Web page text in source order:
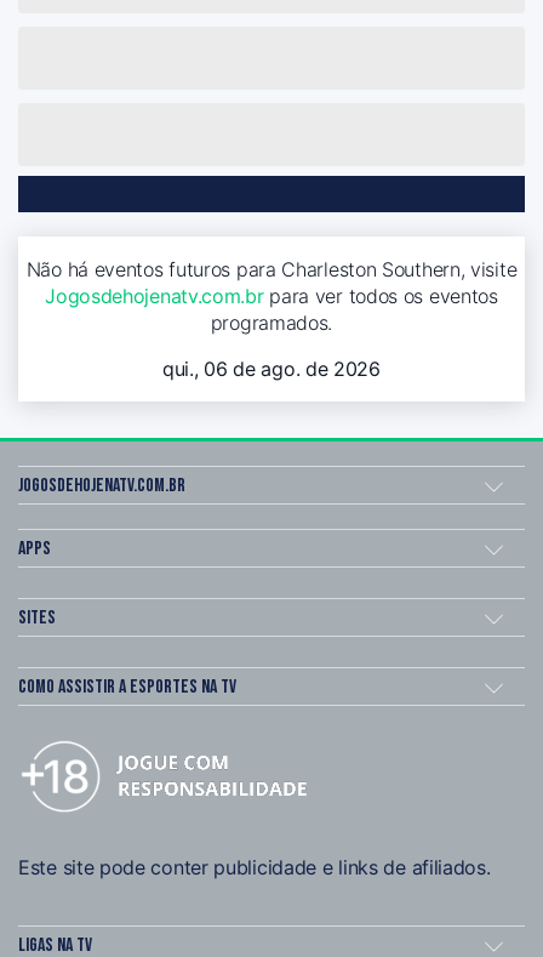
Não há eventos futuros para Charleston Southern, visite
Jogosdehojenatv.com.brpara ver todos os eventos
programados.
qui., 06 de ago. de 2026
Jogosdehojenatv.com.br
Apps
Sites
Como assistir a esportes na TV
Este site pode conter publicidade e links de afiliados.
Ligas na TV